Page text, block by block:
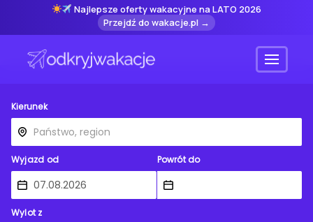
Najlepsze oferty wakacyjne na LATO 2026
Przejdź do wakacje.pl →
Menu
Kierunek
Wyjazd od Powrót do
Wylot z